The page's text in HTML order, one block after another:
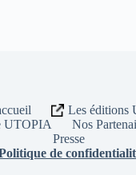
Les éditions
UTOPIA
Nos
Presse
de